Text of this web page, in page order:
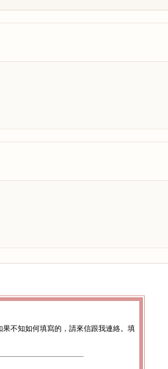
不知如何填寫的，請來信跟我連絡。填